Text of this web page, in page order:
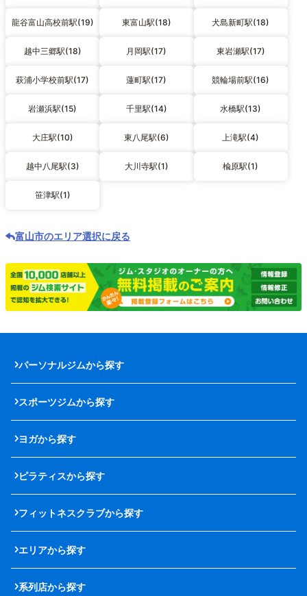
龍谷富山高校前駅(19) 東富山駅(18) 犬島新町駅(18)
越中三郷駅(18) 月岡駅(17) 東岩瀬駅(17)
萩浦小学校前駅(17) 蓮町駅(17) 競輪場前駅(16)
岩瀬浜駅(15) 千里駅(14) 水橋駅(13)
大庄駅(10) 東八尾駅(6) 上滝駅(4)
越中八尾駅(3) 大川寺駅(1) 楡原駅(1)
笹津駅(1)
富山市のエリア選択に戻る
パーソナルジムから探す
スポーツジムから探す
ヨガから探す
ピラティスから探す
フィットネスクラブから探す
エリアから探す
系列店から探す